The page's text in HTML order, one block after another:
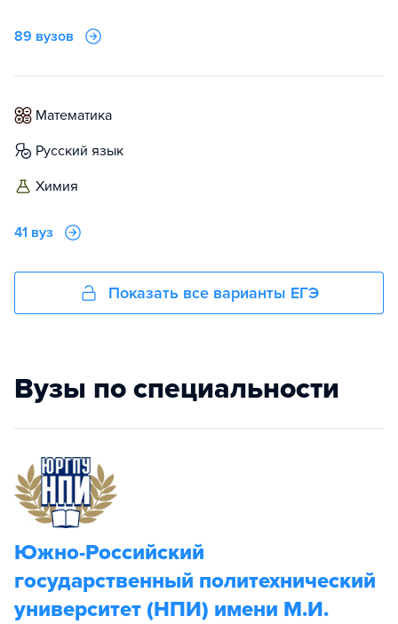
89 вузов
математика
русский язык
химия
41 вуз
Показать все варианты ЕГЭ
Вузы по специальности
Южно-Российский
государственный политехнический
университет (НПИ) имени М.И.